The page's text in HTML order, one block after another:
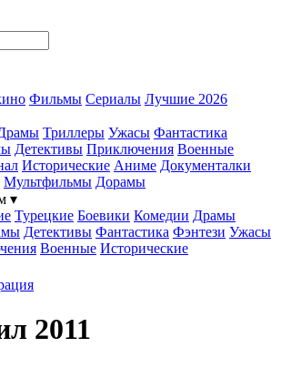
Фильмы Сериалы Лучшие 2026
Триллеры Ужасы Фантастика
Детективы Приключения Военные
Исторические Аниме Документалки
Мультфильмы Дорамы
▾
Турецкие Боевики Комедии Драмы
Детективы Фантастика Фэнтези Ужасы
Военные Исторические
2011